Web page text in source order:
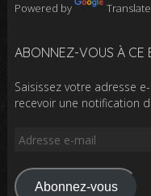
Powered by Translate
ABONNEZ-VOUS À CE
Saisissez votre adresse
recevoir une notification
Adresse
mail
Abonnez-vous